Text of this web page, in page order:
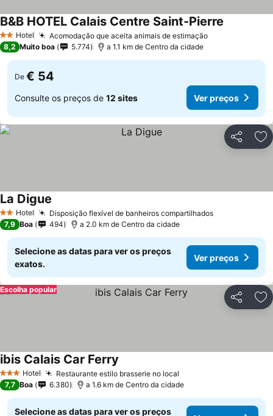
2 Estrelas
Hotel Acomodação que aceita animais de estimação
B&B HOTEL Calais Centre Saint-Pierre
8,2 Muito boa 5.774 a 1.1 km de Centro da cidade
De € 54
Consulte os preços de 12 sites Ver preços
Partilhar
2 Estrelas
Hotel Disposição flexível de banheiros compartilhados
La Digue
7,9 Boa 494 a 2.0 km de Centro da cidade
Selecione as datas para ver os preços
exatos.
Ver preços
Partilhar
Escolha popular
3 EstrelasHotel Restaurante estilo brasserie no local
ibis Calais Car Ferry
7,7 Boa 6.380 a 1.6 km de Centro da cidade
Selecione as datas para ver os preços